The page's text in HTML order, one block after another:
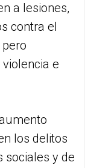
a lesiones,
contra el
e
los delitos
sociales y de